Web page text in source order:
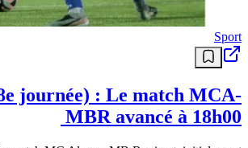
Sport
journée) : Le match MCA-
MBR avancé à 18h00